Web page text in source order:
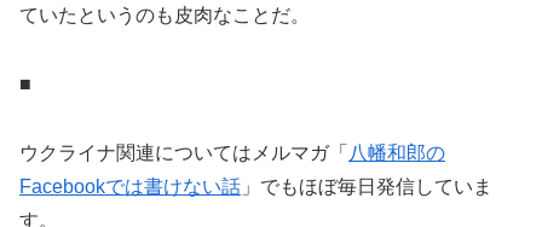
ていたというのも皮肉なことだ。
■
ウクライナ関連についてはメルマガ「 八幡和郎の
Facebookでは書けない話 」でもほぼ毎日発信していま
す。